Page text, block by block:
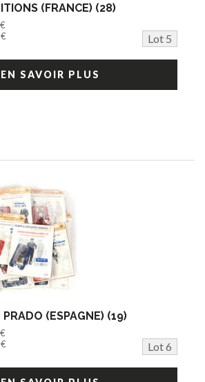
(FRANCE) (28)
Lot 5
EN SAVOIR PLUS
(ESPAGNE) (19)
Lot 6